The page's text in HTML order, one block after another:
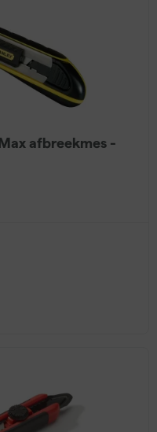
afbreekmes -